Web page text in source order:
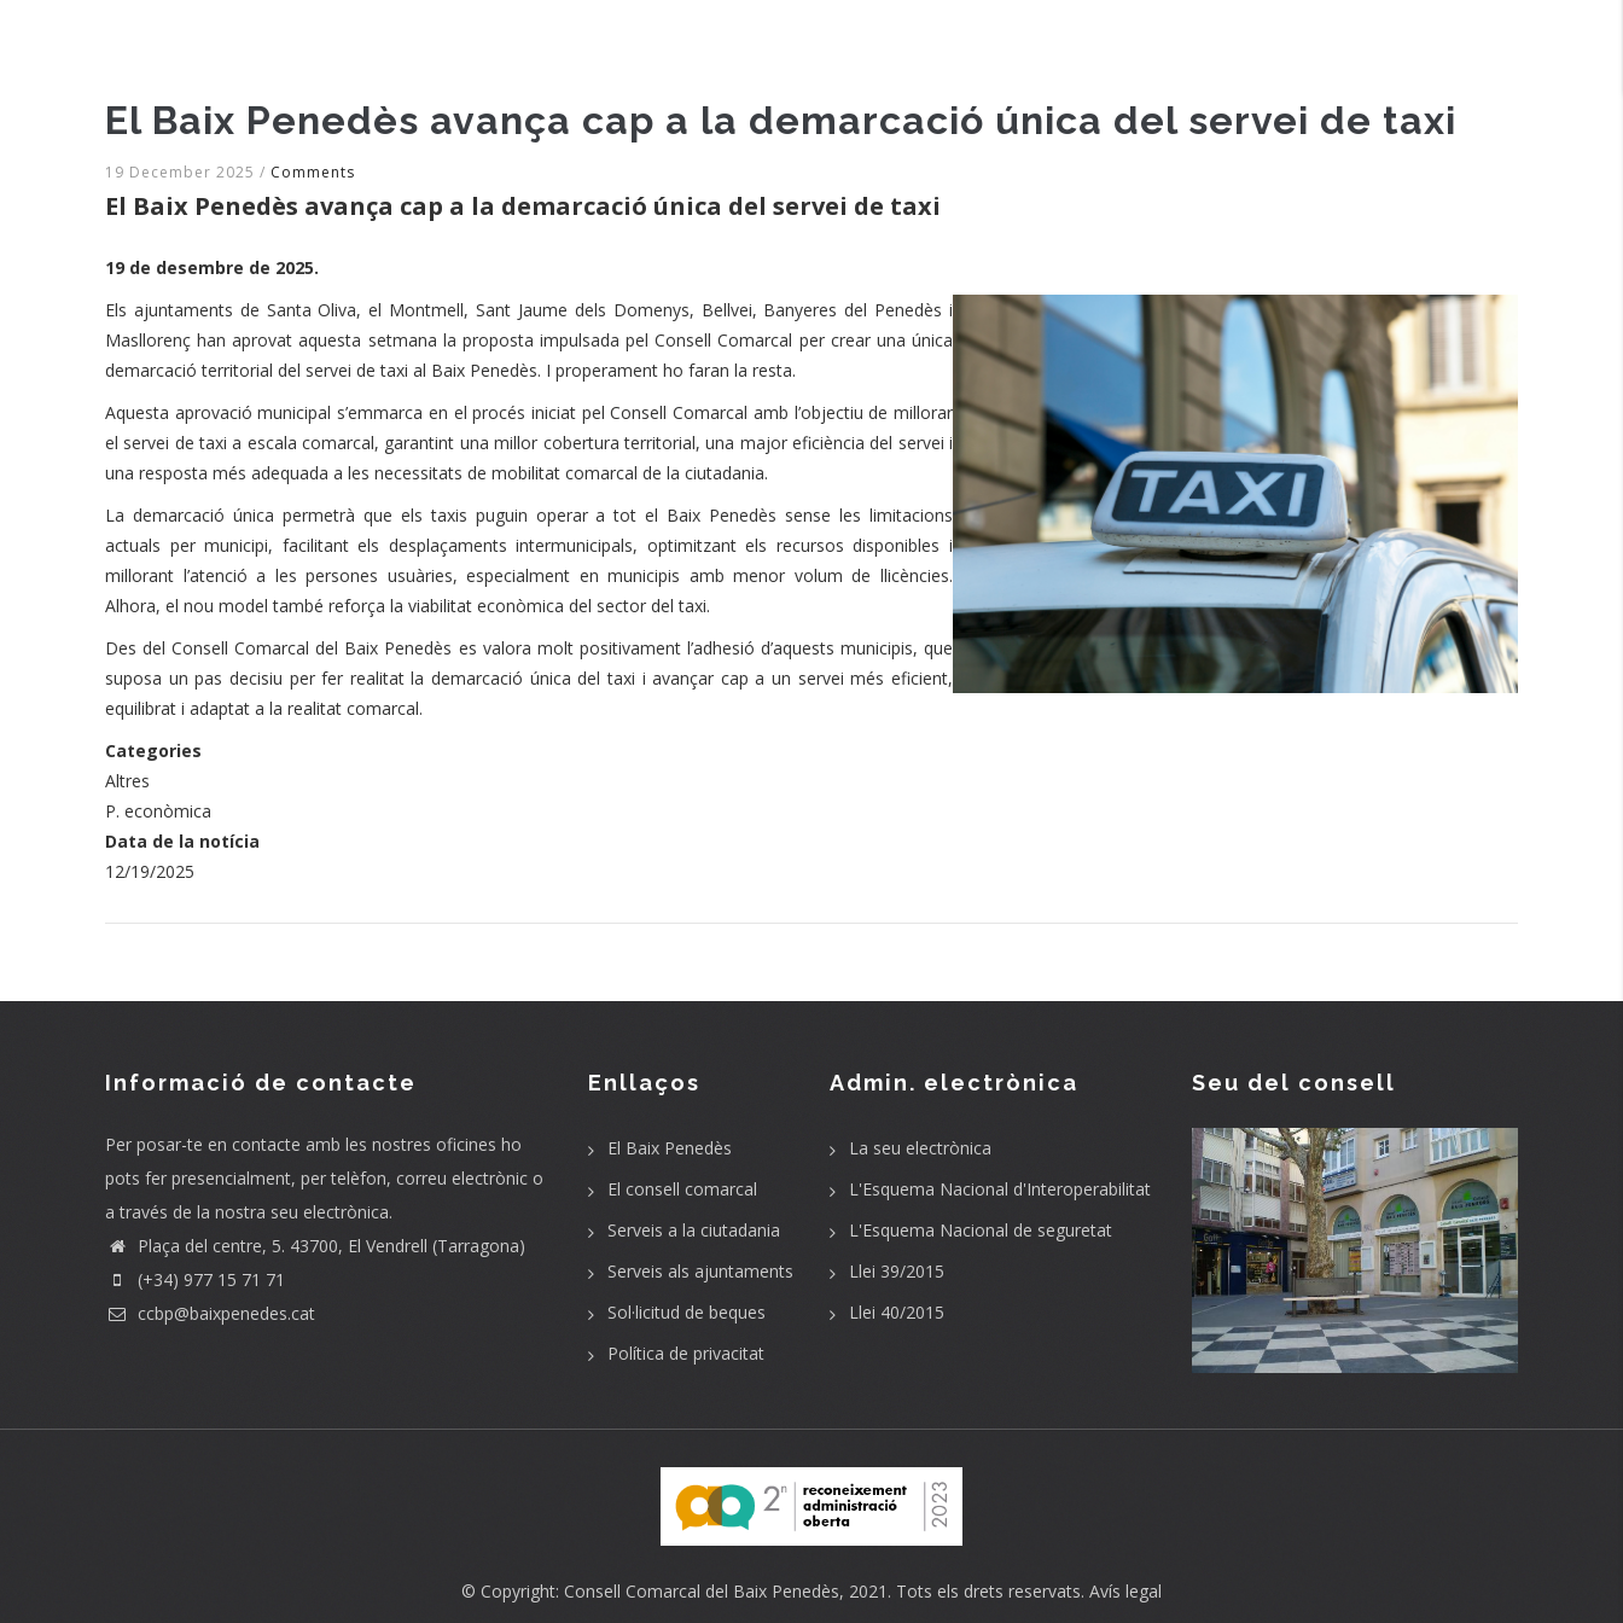
El Baix Penedès avança cap a la demarcació única del servei de taxi
19 December 2025 / Comments
El Baix Penedès avança cap a la demarcació única del servei de taxi
19 de desembre de 2025.
Els ajuntaments de Santa Oliva, el Montmell, Sant Jaume dels Domenys, Bellvei, Banyeres del Penedès i
Masllorenç han aprovat aquesta setmana la proposta impulsada pel Consell Comarcal per crear una única
demarcació territorial del servei de taxi al Baix Penedès. I properament ho faran la resta.
Aquesta aprovació municipal s’emmarca en el procés iniciat pel Consell Comarcal amb l’objectiu de millorar
el servei de taxi a escala comarcal, garantint una millor cobertura territorial, una major eficiència del servei i
una resposta més adequada a les necessitats de mobilitat comarcal de la ciutadania.
La demarcació única permetrà que els taxis puguin operar a tot el Baix Penedès sense les limitacions
actuals per municipi, facilitant els desplaçaments intermunicipals, optimitzant els recursos disponibles i
millorant l’atenció a les persones usuàries, especialment en municipis amb menor volum de llicències.
Alhora, el nou model també reforça la viabilitat econòmica del sector del taxi.
Des del Consell Comarcal del Baix Penedès es valora molt positivament l’adhesió d’aquests municipis, que
suposa un pas decisiu per fer realitat la demarcació única del taxi i avançar cap a un servei més eficient,
equilibrat i adaptat a la realitat comarcal.
Categories
Altres
P. econòmica
Data de la notícia
12/19/2025
Informació de contacte
Per posar-te en contacte amb les nostres oficines ho
pots fer presencialment, per telèfon, correu electrònic o
a través de la nostra seu electrònica.
Plaça del centre, 5. 43700, El Vendrell (Tarragona)
(+34) 977 15 71 71
ccbp@baixpenedes.cat
Enllaços
El Baix Penedès
El consell comarcal
Serveis a la ciutadania
Serveis als ajuntaments
Sol·licitud de beques
Política de privacitat
Admin. electrònica
La seu electrònica
L'Esquema Nacional d'Interoperabilitat
L'Esquema Nacional de seguretat
Llei 39/2015
Llei 40/2015
Seu del consell
© Copyright: Consell Comarcal del Baix Penedès, 2021. Tots els drets reservats. Avís legal